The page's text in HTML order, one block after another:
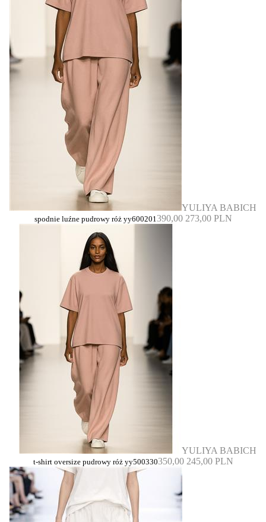
YULIYA BABICH
spodnie luźne pudrowy róż yy600201390,00 273,00 PLN
YULIYA BABICH
t-shirt oversize pudrowy róż yy500330350,00 245,00 PLN